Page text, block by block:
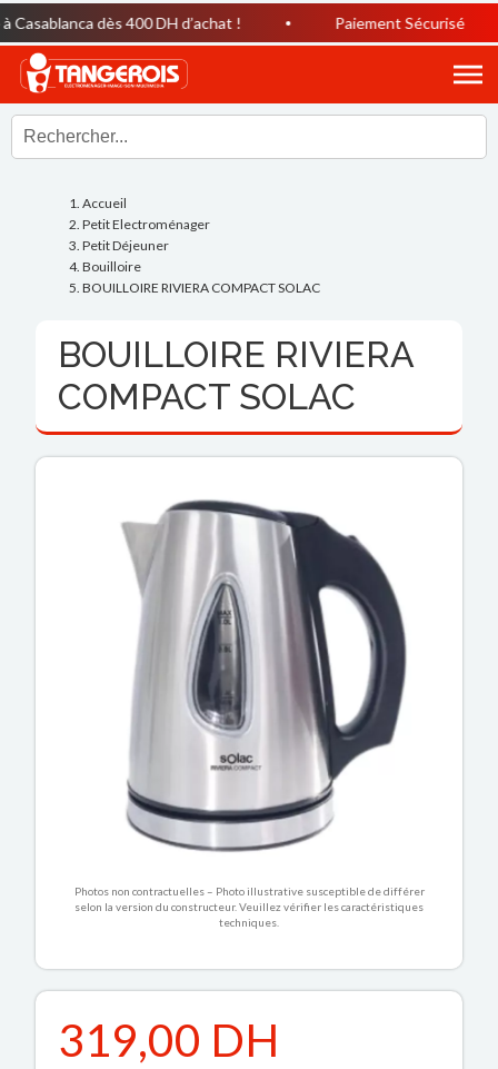
dès 400 DH d’achat ! Paiement Sécurisé
Accueil
Petit Electroménager
Petit Déjeuner
Bouilloire
BOUILLOIRE RIVIERA COMPACT SOLAC
BOUILLOIRE RIVIERA
COMPACT SOLAC
Photos non contractuelles – Photo illustrative susceptible de différer
selon la version du constructeur. Veuillez vérifier les caractéristiques
techniques.
319,00 DH